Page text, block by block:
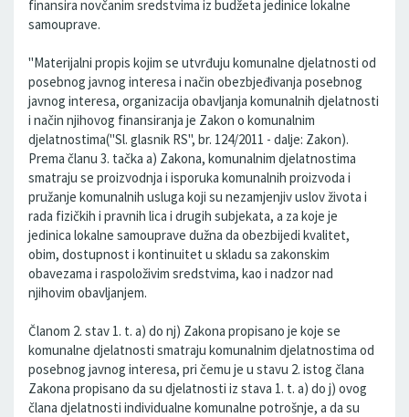
finansira novčanim sredstvima iz budžeta jedinice lokalne
samouprave.
"Materijalni propis kojim se utvrđuju komunalne djelatnosti od
posebnog javnog interesa i način obezbjeđivanja posebnog
javnog interesa, organizacija obavljanja komunalnih djelatnosti
i način njihovog finansiranja je Zakon o komunalnim
djelatnostima("Sl. glasnik RS", br. 124/2011 - dalje: Zakon).
Prema članu 3. tačka a) Zakona, komunalnim djelatnostima
smatraju se proizvodnja i isporuka komunalnih proizvoda i
pružanje komunalnih usluga koji su nezamjenjiv uslov života i
rada fizičkih i pravnih lica i drugih subjekata, a za koje je
jedinica lokalne samouprave dužna da obezbijedi kvalitet,
obim, dostupnost i kontinuitet u skladu sa zakonskim
obavezama i raspoloživim sredstvima, kao i nadzor nad
njihovim obavljanjem.
Članom 2. stav 1. t. a) do nj) Zakona propisano je koje se
komunalne djelatnosti smatraju komunalnim djelatnostima od
posebnog javnog interesa, pri čemu je u stavu 2. istog člana
Zakona propisano da su djelatnosti iz stava 1. t. a) do j) ovog
člana djelatnosti individualne komunalne potrošnje, a da su